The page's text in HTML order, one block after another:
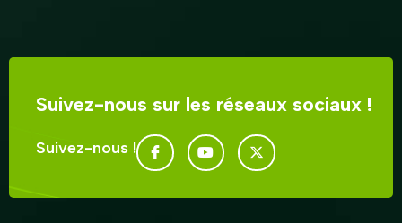
Suivez-nous sur les réseaux sociaux !
Suivez-nous !